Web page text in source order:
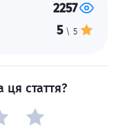
2257
5\ 5
стаття?